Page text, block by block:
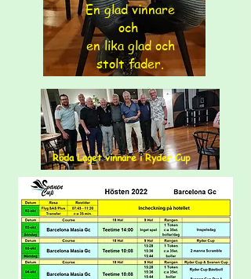
En glad vinnare
och
en lika glad och
stolt fader.
Röda Laget vinnare i Ryder Cup